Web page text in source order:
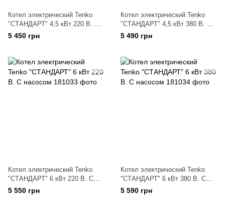
Котел электрический Tenko
"СТАНДАРТ" 4,5 кВт 220 В. С
насосом
5 450 грн
Котел электрический Tenko
"СТАНДАРТ" 4,5 кВт 380 В. С
насосом
5 490 грн
Котел электрический Tenko
"СТАНДАРТ" 6 кВт 220 В. С
насосом
5 550 грн
Котел электрический Tenko
"СТАНДАРТ" 6 кВт 380 В. С
насосом
5 590 грн